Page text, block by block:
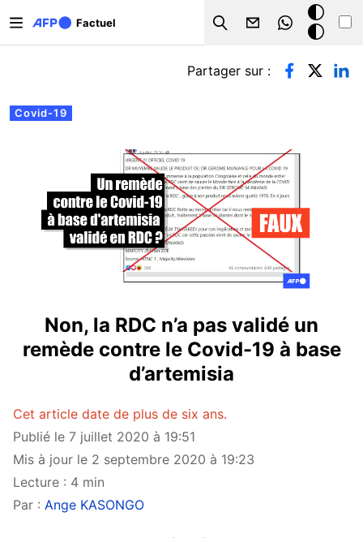
Factuel
Search
Mode
sombre
Onglets principaux
Covid-19
Partager sur :
Non, la RDC n’a pas validé un
remède contre le Covid-19 à base
d’artemisia
Cet article date de plus de six ans.
Publié le 7 juillet 2020 à 19:51
Mis à jour le 2 septembre 2020 à 19:23
Lecture : 4 min
Par : Ange KASONGO